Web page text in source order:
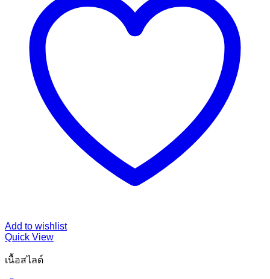
Add to wishlist
Quick View
เนื้อสไลด์